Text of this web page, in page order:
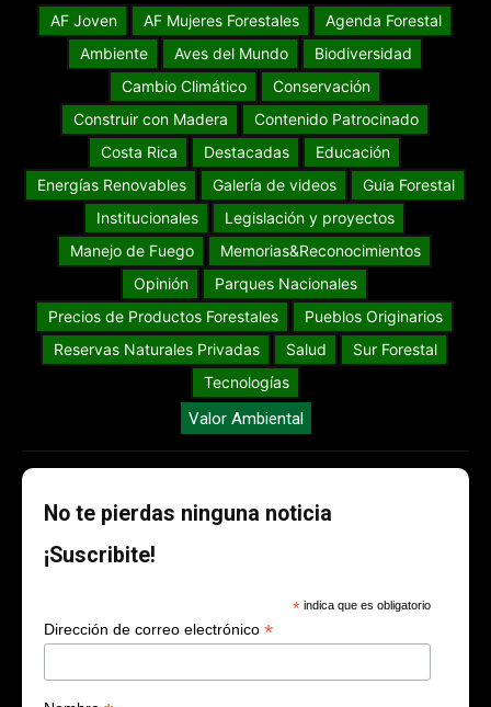
AF Joven AF Mujeres Forestales
Agenda Forestal
Ambiente
Aves del Mundo
Biodiversidad
Cambio Climático
Conservación
Construir con Madera
Contenido Patrocinado
Costa Rica
Destacadas
Educación
Energías Renovables
Galería de videos
Guia Forestal
Institucionales
Legislación y proyectos
Manejo de Fuego
Memorias&Reconocimientos
Opinión
Parques Nacionales
Precios de Productos Forestales
Pueblos Originarios
Reservas Naturales Privadas
Salud
Sur Forestal
Tecnologías
Valor Ambiental
No te pierdas ninguna noticia
¡Suscribite!
* indica que es obligatorio
Dirección de correo electrónico *